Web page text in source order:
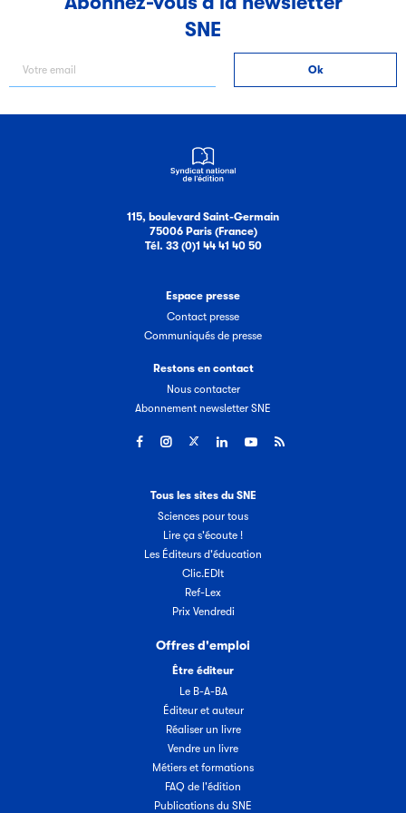
SNE
115, boulevard Saint-Germain
75006 Paris (France)
Tél. 33 (0)1 44 41 40 50
Espace presse
Contact presse
Communiqués de presse
Restons en contact
Nous contacter
Abonnement newsletter SNE
Tous les sites du SNE
Sciences pour tous
Lire ça s'écoute !
Les Éditeurs d'éducation
Clic.EDIt
Ref-Lex
Prix Vendredi
Offres d'emploi
Être éditeur
Le B-A-BA
Éditeur et auteur
Réaliser un livre
Vendre un livre
Métiers et formations
FAQ de l'édition
Publications du SNE
Filéas